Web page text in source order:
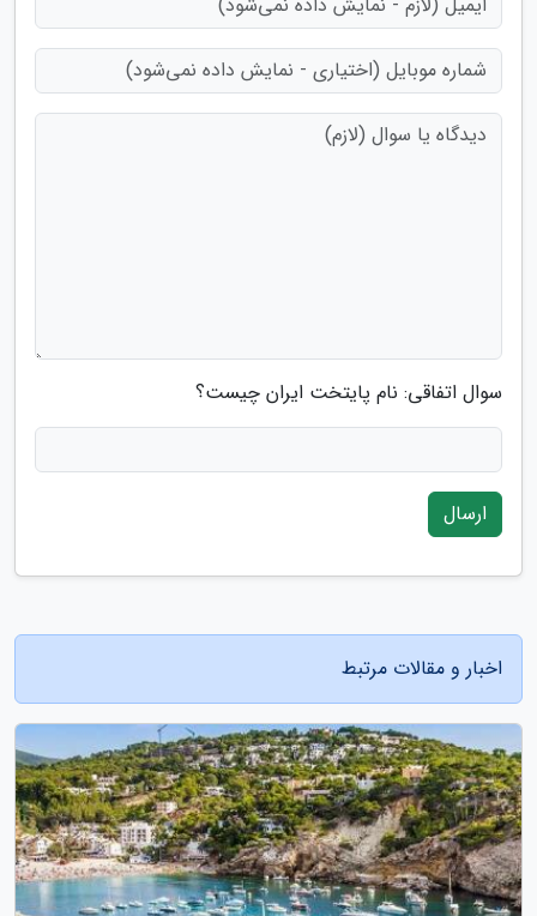
سوال اتفاقی: نام پایتخت ایران چیست؟
ارسال
اخبار و مقالات مرتبط